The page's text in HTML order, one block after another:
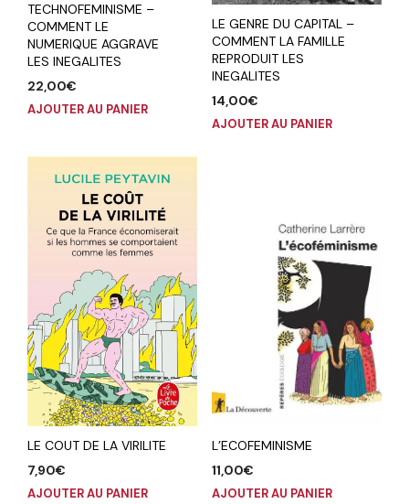
TECHNOFEMINISME –
COMMENT LE
NUMERIQUE AGGRAVE
LES INEGALITES
22,00€
AJOUTER AU PANIER
LE GENRE DU CAPITAL –
COMMENT LA FAMILLE
REPRODUIT LES
INEGALITES
14,00€
AJOUTER AU PANIER
LE COUT DE LA VIRILITE
7,90€
AJOUTER AU PANIER
L’ECOFEMINISME
11,00€
AJOUTER AU PANIER